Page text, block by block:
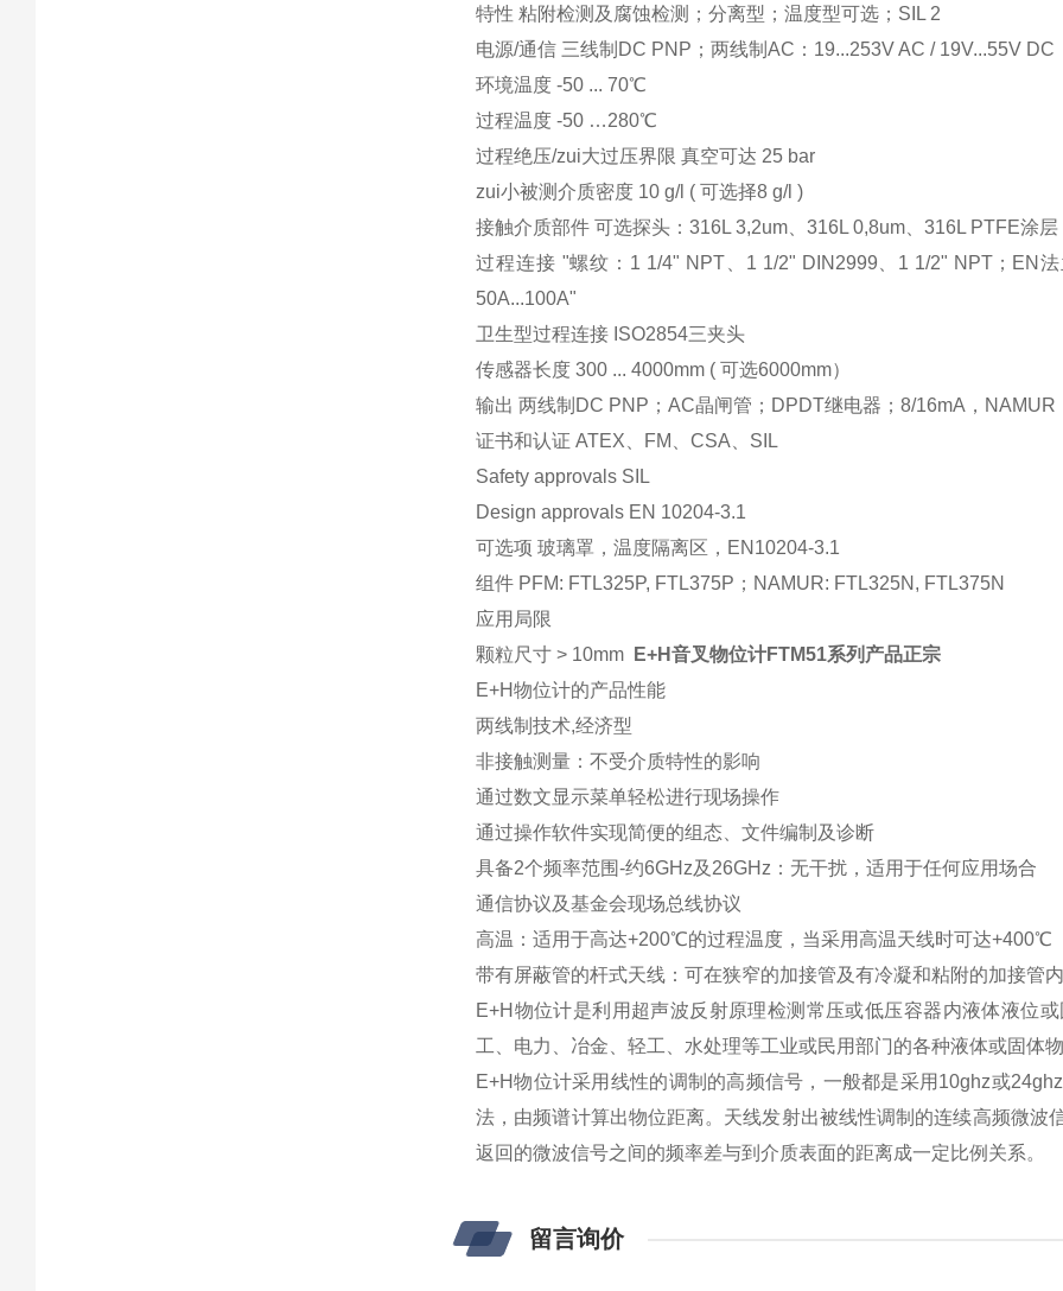
特性 粘附检测及腐蚀检测；分离型；温度型可选；SIL 2
电源/通信 三线制DC PNP；两线制AC：19...253V AC / 19V...55V
环境温度 -50 ... 70℃
过程温度 -50 …280℃
过程绝压/zui大过压界限 真空可达 25 bar
zui小被测介质密度 10 g/l ( 可选择8 g/l )
接触介质部件 可选探头：316L 3,2um、316L 0,8um、316L PTFE涂
过程连接 "螺纹：1 1/4" NPT、1 1/2" DIN2999、1 1/2" NPT；EN
50A...100A"
卫生型过程连接 ISO2854三夹头
传感器长度 300 ... 4000mm ( 可选6000mm）
输出 两线制DC PNP；AC晶闸管；DPDT继电器；8/16mA，NAMUR
证书和认证 ATEX、FM、CSA、SIL
Safety approvals SIL
Design approvals EN 10204-3.1
可选项 玻璃罩，温度隔离区，EN10204-3.1
组件 PFM: FTL325P, FTL375P；NAMUR: FTL325N, FTL375N
应用局限
颗粒尺寸 > 10mm
E+H音叉物位计FTM51系列产品正宗
E+H物位计的产品性能
两线制技术,经济型
非接触测量：不受介质特性的影响
通过数文显示菜单轻松进行现场操作
通过操作软件实现简便的组态、文件编制及诊断
具备2个频率范围-约6GHz及26GHz：无干扰，适用于任何应用场合
通信协议及基金会现场总线协议
高温：适用于高达+200℃的过程温度，当采用高温天线时可达+400℃
带有屏蔽管的杆式天线：可在狭窄的加接管及有冷凝和粘附的加接管
E+H物位计是利用超声波反射原理检测常压或低压容器内液体液位
工、电力、冶金、轻工、水处理等工业或民用部门的各种液体或固体
E+H物位计采用线性的调制的高频信号，一般都是采用10ghz或
法，由频谱计算出物位距离。天线发射出被线性调制的连续高频微波
返回的微波信号之间的频率差与到介质表面的距离成一定比例关系。
留言询价